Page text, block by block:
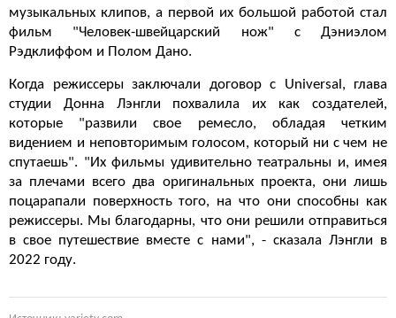
музыкальных клипов, а первой их большой работой стал
фильм "Человек-швейцарский нож" с Дэниэлом
Рэдклиффом и Полом Дано.
Когда режиссеры заключали договор с Universal, глава
студии Донна Лэнгли похвалила их как создателей,
которые "развили свое ремесло, обладая четким
видением и неповторимым голосом, который ни с чем не
спутаешь". "Их фильмы удивительно театральны и, имея
за плечами всего два оригинальных проекта, они лишь
поцарапали поверхность того, на что они способны как
режиссеры. Мы благодарны, что они решили отправиться
в свое путешествие вместе с нами", - сказала Лэнгли в
2022 году.